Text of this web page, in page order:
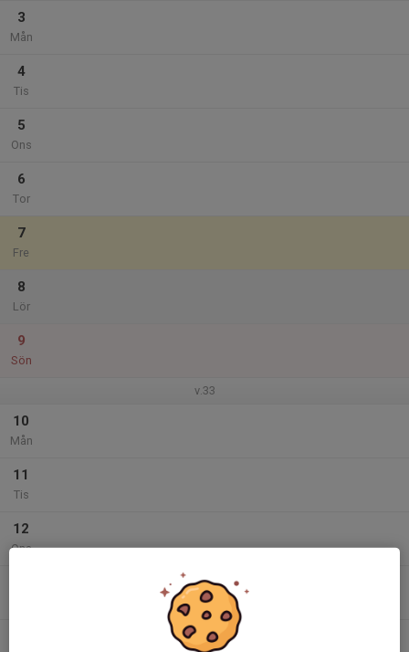
3
Mån
4
Tis
5
Ons
6
Tor
7
Fre
8
Lör
9
Sön
v.33
10
Mån
11
Tis
12
Ons